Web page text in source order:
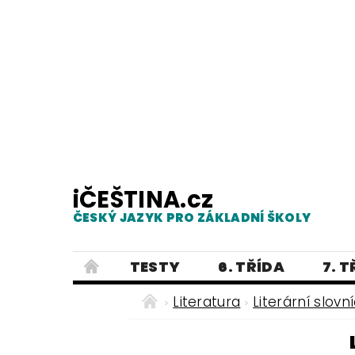
iČEŠTINA.cz
ČESKÝ JAZYK PRO ZÁKLADNÍ ŠKOLY
TESTY 6. TŘÍDA 7.
PRAVOPIS
PRACOVNÍ LISTY
Literatura Literární